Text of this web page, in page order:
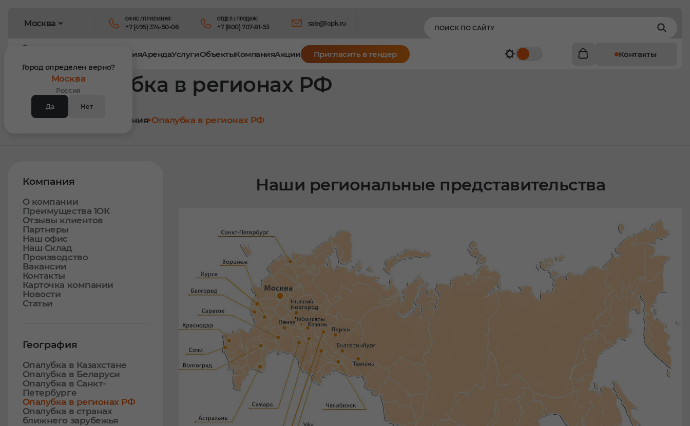
ОФИС / ПРИЕМНАЯ:
+7 (495) 374-50-06
ОТДЕЛ / ПРОДАЖ:
+7 (800) 707-81-53 sale@1opk.ru
Москва
Город определен верно?
Москва
Россия
Да Нет
ПродукцияАрендаУслугиОбъектыКомпанияАкции Пригласить в тендер Контакты
Опалубка в регионах РФ
Главная Компания Опалубка в регионах РФ
Компания
О компании
Преимущества 1ОК
Отзывы клиентов
Партнеры
Наш офис
Наш Склад
Производство
Вакансии
Контакты
Карточка компании
Новости
Статьи
География
Опалубка в Казахстане
Опалубка в Беларуси
Опалубка в Санкт-
Петербурге
Опалубка в регионах РФ
Опалубка в странах
ближнего зарубежья
Наши региональные представительства